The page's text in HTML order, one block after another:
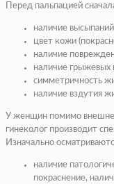
Перед пальпацией
наличие
цвет кожи (
наличие
наличие грыжевых
симметричность
наличие вздутия
У женщин помимо
гинеколог производит
Изначально
наличие
покраснение,